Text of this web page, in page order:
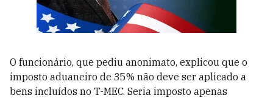
O funcionário, que pediu anonimato, explicou que o
imposto aduaneiro de 35% não deve ser aplicado a
bens incluídos no T-MEC. Seria imposto apenas